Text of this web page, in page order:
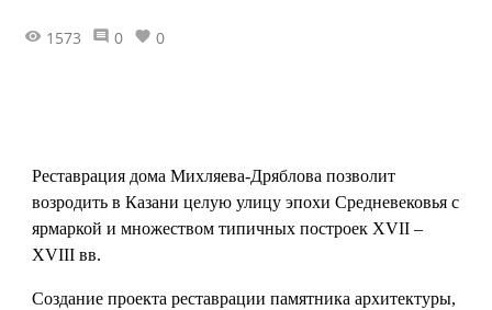
1573 0 0
Реставрация дома Михляева-Дряблова позволит
возродить в Казани целую улицу эпохи Средневековья с
ярмаркой и множеством типичных построек XVII –
XVIII вв.
Создание проекта реставрации памятника архитектуры,